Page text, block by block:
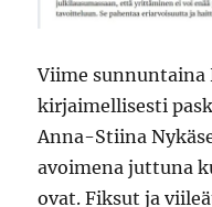
Viime sunnuntaina
kirjaimellisesti
Anna-Stiina
avoimena juttuna
ovat. Fiksut ja